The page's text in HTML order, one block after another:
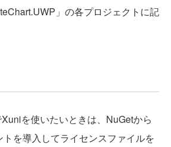
」の各プロジェクトに記
を使いたいときは、NuGetから
を導入してライセンスファイルを